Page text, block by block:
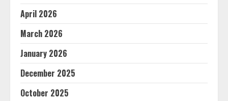
April 2026
March 2026
January 2026
December 2025
October 2025